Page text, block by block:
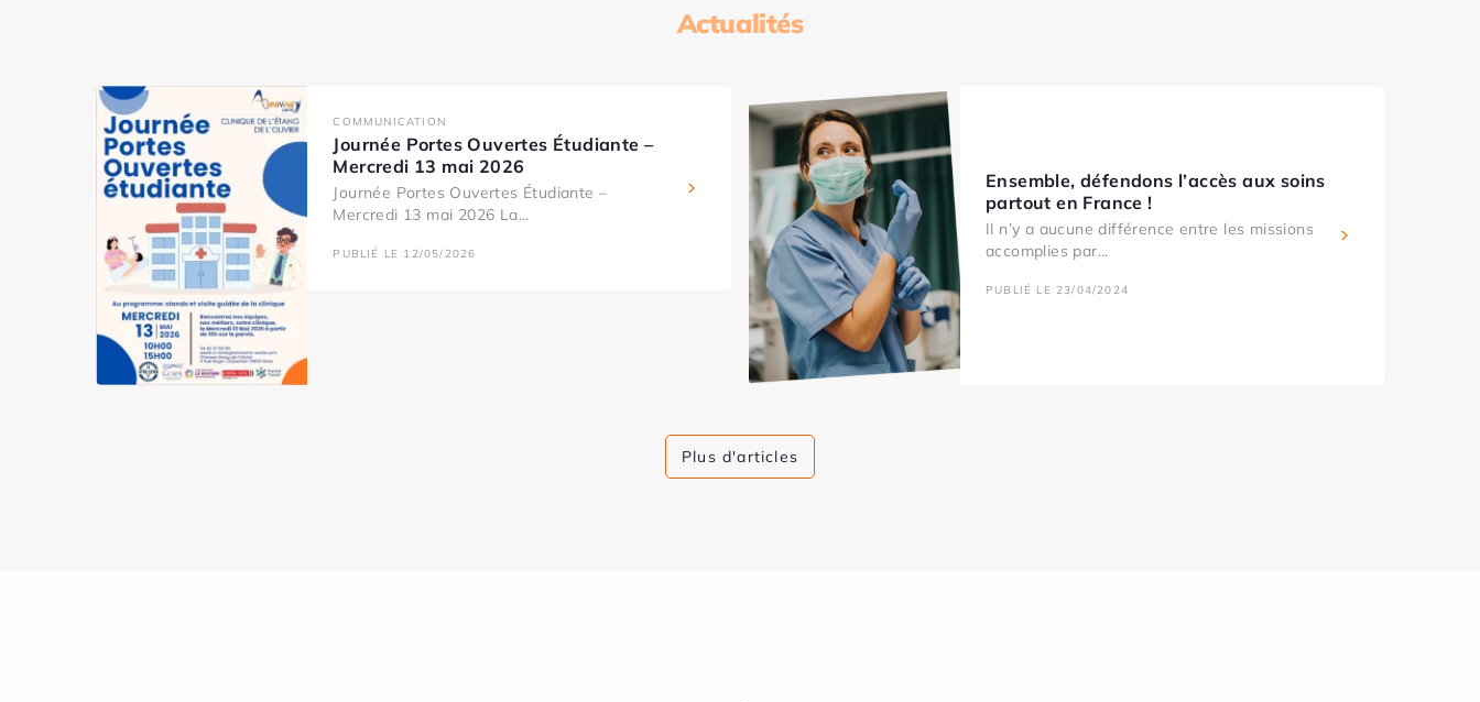
Actualités
COMMUNICATION
Journée Portes Ouvertes Étudiante –
Mercredi 13 mai 2026
Journée Portes Ouvertes Étudiante –
Mercredi 13 mai 2026 La...
PUBLIÉ LE 12/05/2026
Ensemble, défendons l’accès aux soins
partout en France !
Il n’y a aucune différence entre les missions
accomplies par...
PUBLIÉ LE 23/04/2024
Plus d'articles